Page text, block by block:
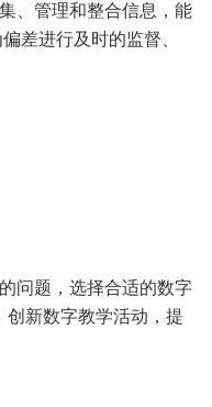
、管理和整合信息，能
差进行及时的监督、
问题，选择合适的数字
创新数字教学活动，提